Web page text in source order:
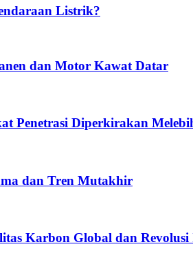
Listrik?
dan Motor Kawat Datar
Penetrasi Diperkirakan
dan Tren Mutakhir
Karbon Global dan